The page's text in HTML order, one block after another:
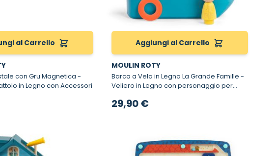
al Carrello
con Gru Magnetica -
in Legno con Accessori
Aggiungi al Carrello
MOULIN ROTY
Barca a Vela in Legno La Grande Famille -
Veliero in Legno con personaggio per
29,90 €